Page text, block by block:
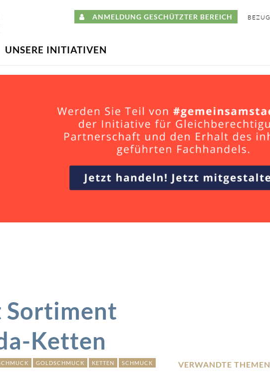
ANMELDUNG GESCHÜTZTER BEREICH BEZUG
UNSERE INITIATIVEN
Sortiment
Ketten
GOLDSCHMUCK KETTEN SCHMUCK VERWANDTE THEMEN